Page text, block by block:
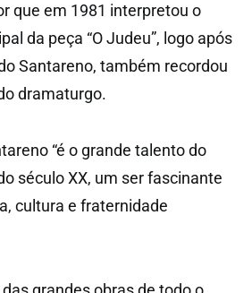
que em 1981 interpretou o
da peça “O Judeu”, logo após
Santareno, também recordou
dramaturgo.
“é o grande talento do
século XX, um ser fascinante
cultura e fraternidade